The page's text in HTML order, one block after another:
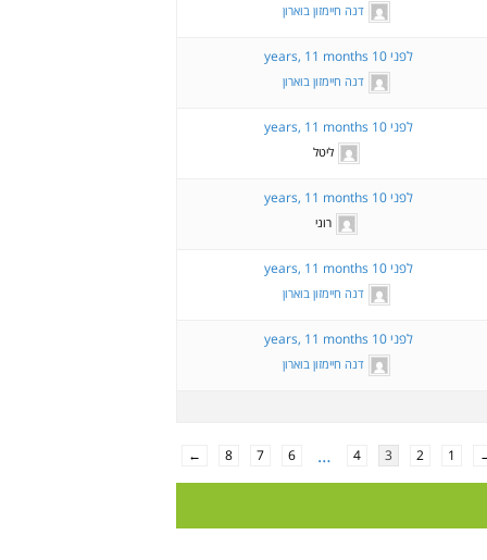
דנה חיימזון בוארון
לפני 10 years, 11 months
דנה חיימזון בוארון
לפני 10 years, 11 months
ליטל
לפני 10 years, 11 months
רוני
לפני 10 years, 11 months
דנה חיימזון בוארון
לפני 10 years, 11 months
דנה חיימזון בוארון
1
2
3
4
…
6
7
8
←